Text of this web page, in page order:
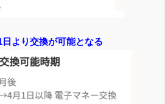
日より交換が可能となる